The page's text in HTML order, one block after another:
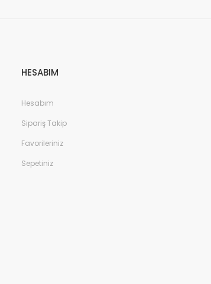
HESABIM
Hesabım
Sipariş Takip
Favorileriniz
Sepetiniz